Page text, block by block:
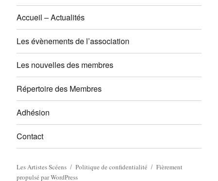
Accueil – Actualités
Les évènements de l’association
Les nouvelles des membres
Répertoire des Membres
Adhésion
Contact
Les Artistes Scéens Politique de confidentialité
Fièrement
propulsé par WordPress